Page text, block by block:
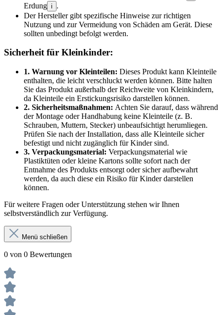
Erdung i
.
Der Hersteller gibt spezifische Hinweise zur richtigen
Nutzung und zur Vermeidung von Schäden am Gerät. Diese
sollten unbedingt befolgt werden.
Sicherheit für Kleinkinder:
1. Warnung vor Kleinteilen: Dieses Produkt kann Kleinteile
enthalten, die leicht verschluckt werden können. Bitte halten
Sie das Produkt außerhalb der Reichweite von Kleinkindern,
da Kleinteile ein Erstickungsrisiko darstellen können.
2. Sicherheitsmaßnahmen: Achten Sie darauf, dass während
der Montage oder Handhabung keine Kleinteile (z. B.
Schrauben, Muttern, Stecker) unbeaufsichtigt herumliegen.
Prüfen Sie nach der Installation, dass alle Kleinteile sicher
befestigt und nicht zugänglich für Kinder sind.
3. Verpackungsmaterial: Verpackungsmaterial wie
Plastiktüten oder kleine Kartons sollte sofort nach der
Entnahme des Produkts entsorgt oder sicher aufbewahrt
werden, da auch diese ein Risiko für Kinder darstellen
können.
Für weitere Fragen oder Unterstützung stehen wir Ihnen
selbstverständlich zur Verfügung.
Menü schließen
0 von 0 Bewertungen